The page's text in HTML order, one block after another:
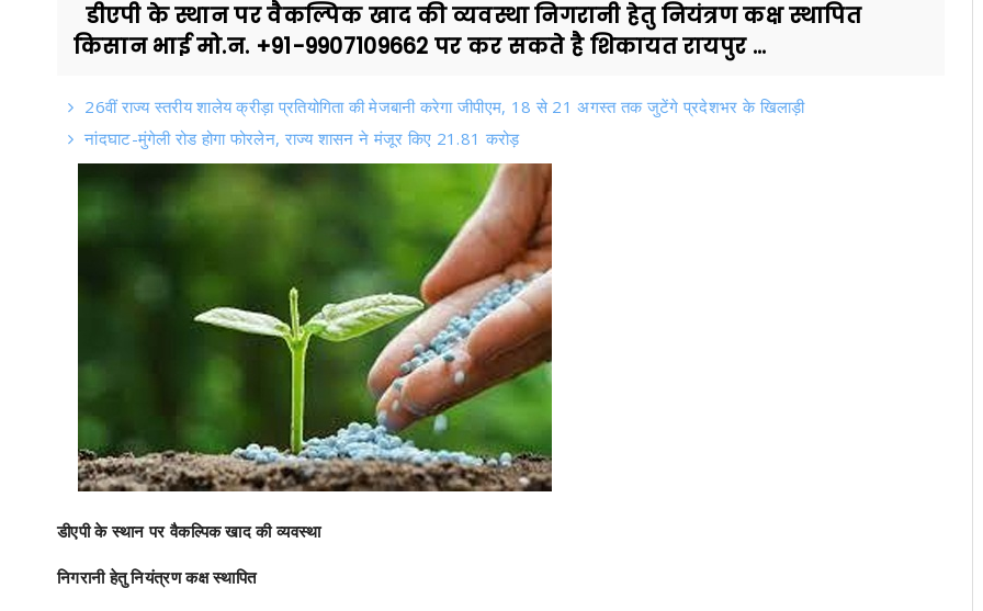
डीएपी के स्थान पर वैकल्पिक खाद की व्यवस्था निगरानी हेतु नियंत्रण कक्ष स्थापित
किसान भाई मो.न. +91-9907109662 पर कर सकते है शिकायत रायपुर ...
26वीं राज्य स्तरीय शालेय क्रीड़ा प्रतियोगिता की मेजबानी करेगा जीपीएम, 18 से 21 अगस्त तक जुटेंगे प्रदेशभर के खिलाड़ी
नांदघाट-मुंगेली रोड होगा फोरलेन, राज्य शासन ने मंजूर किए 21.81 करोड़
डीएपी के स्थान पर वैकल्पिक खाद की व्यवस्था
निगरानी हेतु नियंत्रण कक्ष स्थापित